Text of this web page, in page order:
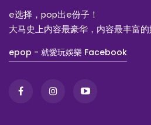
e选择，pop出e份子！
大马史上内容最豪华，内容最丰富的
epop - 就愛玩娛樂 Facebook